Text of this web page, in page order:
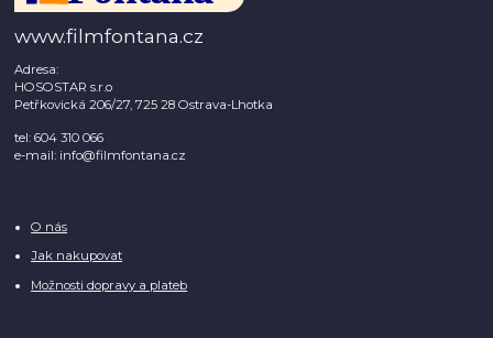
www.filmfontana.cz
Adresa:
HOSOSTAR s.r.o
Petřkovická 206/27, 725 28 Ostrava-Lhotka
tel: 604 310 066
e-mail: info@filmfontana.cz
O nás
Jak nakupovat
Možnosti dopravy a plateb